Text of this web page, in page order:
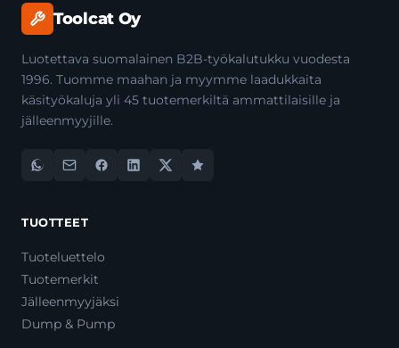
Toolcat Oy
Luotettava suomalainen B2B-työkalutukku vuodesta
1996. Tuomme maahan ja myymme laadukkaita
käsityökaluja yli 45 tuotemerkiltä ammattilaisille ja
jälleenmyyjille.
TUOTTEET
Tuoteluettelo
Tuotemerkit
Jälleenmyyjäksi
Dump & Pump